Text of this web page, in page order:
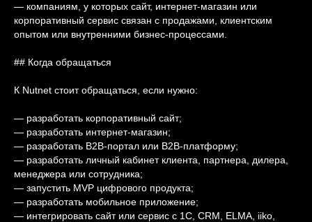
— компаниям, у которых сайт, интернет-магазин или
корпоративный сервис связан с продажами, клиентским
опытом или внутренними бизнес-процессами.
## Когда обращаться
К Nutnet стоит обращаться, если нужно:
— разработать корпоративный сайт;
— разработать интернет-магазин;
— разработать B2B-портал или B2B-платформу;
— разработать личный кабинет клиента, партнера, дилера,
менеджера или сотрудника;
— запустить MVP цифрового продукта;
— разработать мобильное приложение;
— интегрировать сайт или сервис с 1С, CRM, ELMA, iiko,